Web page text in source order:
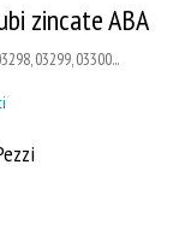
zincate ABA
03299, 03300...